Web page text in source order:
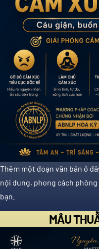
Thêm một đoạn văn bản ở
nội dung, phong cách phông
bạn.
MÂU